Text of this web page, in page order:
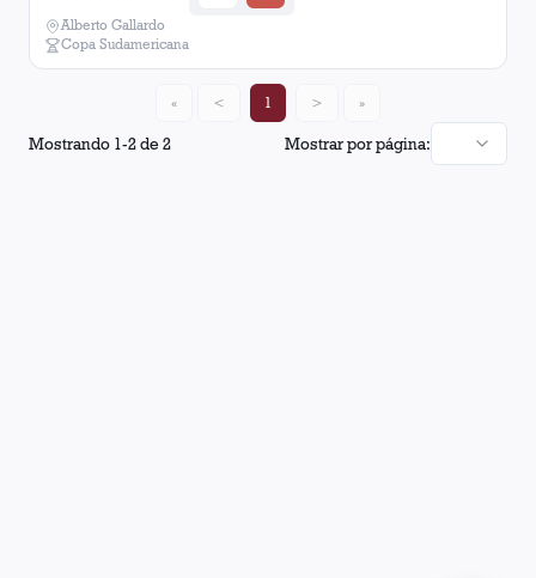
Alberto Gallardo
Copa Sudamericana
Mostrando 1-2de2 Mostrar por página:
« < 1 > »